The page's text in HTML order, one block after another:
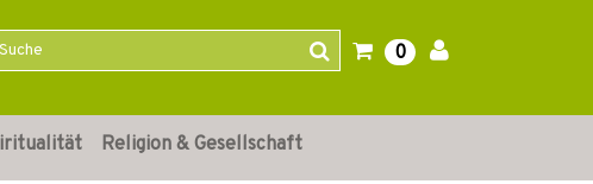
0
Religion & Gesellschaft